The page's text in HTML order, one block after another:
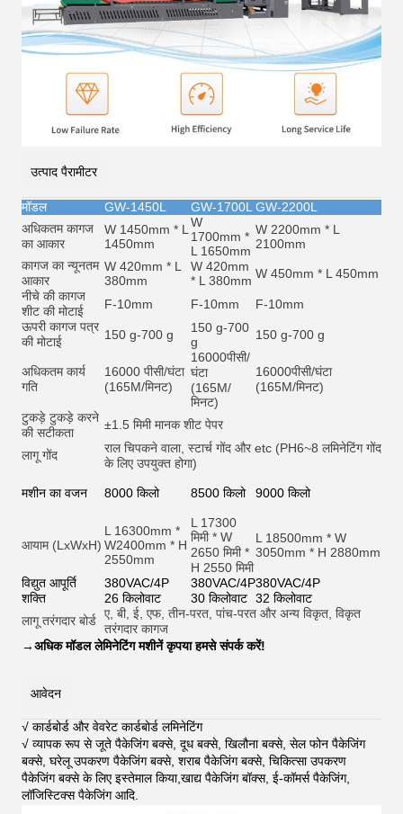
उत्पाद पैरामीटर
मॉडल GW-1450L GW-1700L GW-2200L
अधिकतम कागज
का आकार
W 1450mm * L
1450mm
W
1700mm *
L 1650mm
W 2200mm * L
2100mm
कागज का न्यूनतम
आकार
W 420mm * L
380mm
W 420mm
* L 380mm W 450mm * L 450mm
नीचे की कागज
शीट की मोटाई
F-10mm F-10mm
F-10mm
ऊपरी कागज पत्र
की मोटाई
150 g-700 g
150 g-700
g
150 g-700 g
अधिकतम कार्य
गति
16000 पीसी/घंटा
(165M/मिनट)
16000पीसी/
घंटा
(165M/
मिनट)
16000पीसी/घंटा
(165M/मिनट)
टुकड़े टुकड़े करने
की सटीकता
±1.5 मिमी मानक शीट पेपर
लागू गोंद राल चिपकने वाला, स्टार्च गोंद और etc (PH6~8 लमिनेटिंग गोंद
के लिए उपयुक्त होगा)
मशीन का वजन 8000 किलो 8500 किलो 9000 किलो
आयाम (LxWxH)
L 16300mm *
W2400mm * H
2550mm
L 17300
मिमी * W
2650 मिमी *
H 2550 मिमी
L 18500mm * W
3050mm * H 2880mm
विद्युत आपूर्ति 380VAC/4P 380VAC/4P380VAC/4P
शक्ति
26 किलोवाट 30 किलोवाट 32 किलोवाट
लागू तरंगदार बोर्ड ए, बी, ई, एफ, तीन-परत, पांच-परत और अन्य विकृत, विकृत
तरंगदार कागज
→अधिक मॉडल लेमिनेटिंग मशीनें कृपया हमसे संपर्क करें!
आवेदन
√ कार्डबोर्ड और वेवरेट कार्डबोर्ड लमिनेटिंग
√ व्यापक रूप से जूते पैकेजिंग बक्से, दूध बक्से, खिलौना बक्से, सेल फोन पैकेजिंग
बक्से, घरेलू उपकरण पैकेजिंग बक्से, शराब पैकेजिंग बक्से, चिकित्सा उपकरण
पैकेजिंग बक्से के लिए इस्तेमाल किया,खाद्य पैकेजिंग बॉक्स, ई-कॉमर्स पैकेजिंग,
लॉजिस्टिक्स पैकेजिंग आदि